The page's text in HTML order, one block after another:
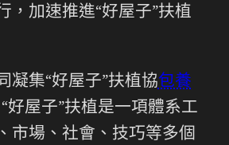
，加速推進“好屋子”扶植
凝集“好屋子”扶植協包養
“好屋子”扶植是一項體系工
市場、社會、技巧等多個